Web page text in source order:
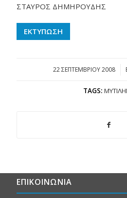
ΣΤΑΥΡΟΣ ΔΗΜΗΡΟΥΔΗΣ
ΕΚΤΥΠΩΣΗ
22 ΣΕΠΤΕΜΒΡΊΟΥ 2008
/
TAGS:
ΕΠΙΚΟΙΝΩΝΙΑ